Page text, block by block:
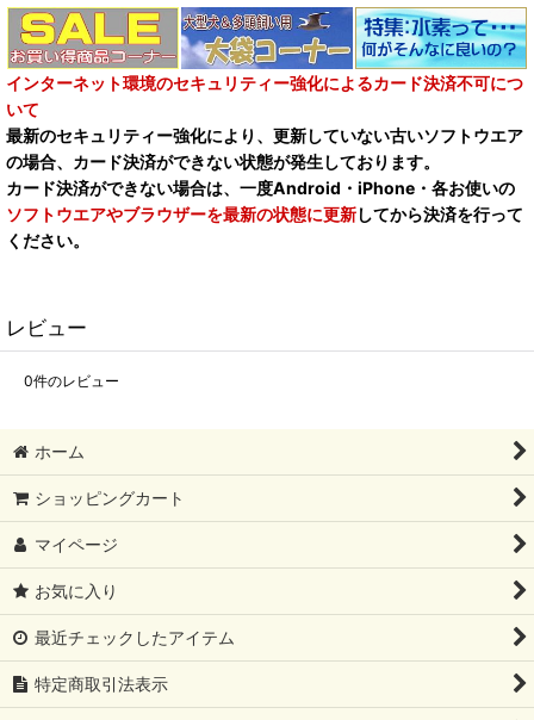
インターネット環境のセキュリティー強化によるカード決済不可につ
いて
最新のセキュリティー強化により、更新していない古いソフトウエア
の場合、カード決済ができない状態が発生しております。
カード決済ができない場合は、一度Android・iPhone・各お使いの
ソフトウエアやブラウザーを最新の状態に更新してから決済を行って
ください。
レビュー
0件のレビュー
ホーム
ショッピングカート
マイページ
お気に入り
最近チェックしたアイテム
特定商取引法表示